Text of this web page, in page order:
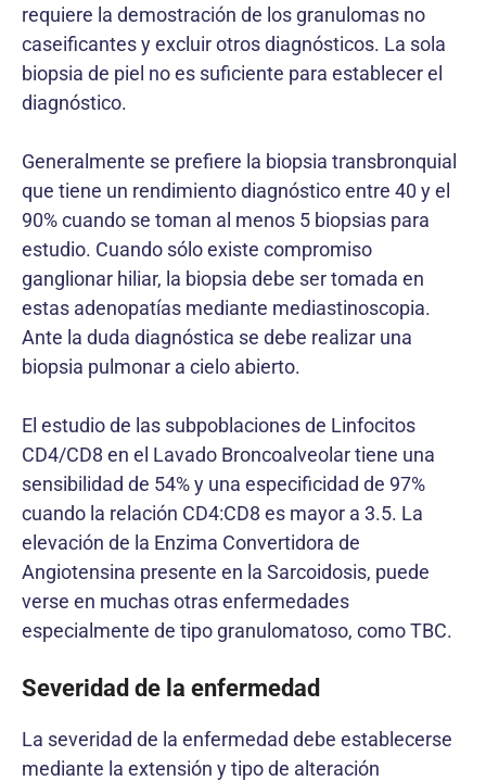
requiere la demostración de los granulomas no
caseificantes y excluir otros diagnósticos. La sola
biopsia de piel no es suficiente para establecer el
diagnóstico.
Generalmente se prefiere la biopsia transbronquial
que tiene un rendimiento diagnóstico entre 40 y el
90% cuando se toman al menos 5 biopsias para
estudio. Cuando sólo existe compromiso
ganglionar hiliar, la biopsia debe ser tomada en
estas adenopatías mediante mediastinoscopia.
Ante la duda diagnóstica se debe realizar una
biopsia pulmonar a cielo abierto.
El estudio de las subpoblaciones de Linfocitos
CD4/CD8 en el Lavado Broncoalveolar tiene una
sensibilidad de 54% y una especificidad de 97%
cuando la relación CD4:CD8 es mayor a 3.5. La
elevación de la Enzima Convertidora de
Angiotensina presente en la Sarcoidosis, puede
verse en muchas otras enfermedades
especialmente de tipo granulomatoso, como TBC.
Severidad de la enfermedad
La severidad de la enfermedad debe establecerse
mediante la extensión y tipo de alteración